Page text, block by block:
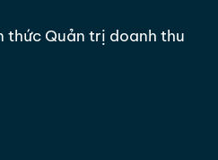
thức Quản trị doanh thu